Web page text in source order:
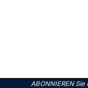
ABONNIEREN